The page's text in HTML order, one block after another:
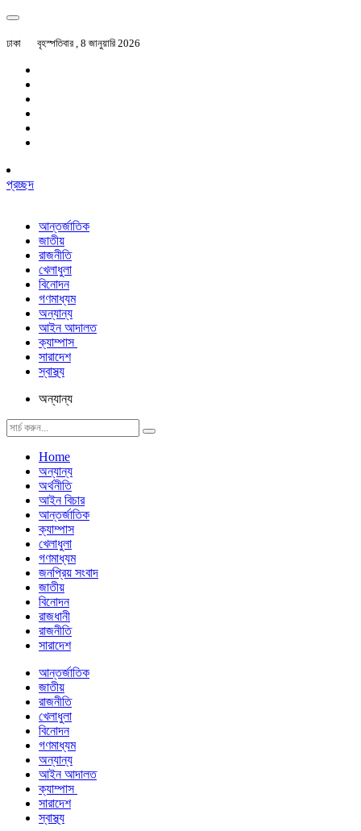
ঢাকা বৃহস্পতিবার , 8 জানুয়ারি 2026
প্রচ্ছদ
আন্তর্জাতিক
জাতীয়
রাজনীতি
খেলাধুলা
বিনোদন
গণমাধ্যম
অন্যান্য
আইন আদালত
ক্যাম্পাস
সারাদেশ
স্বাস্থ্য
অন্যান্য
Home
অন্যান্য
অর্থনীতি
আইন বিচার
আন্তর্জাতিক
ক্যাম্পাস
খেলাধুলা
গণমাধ্যম
জনপ্রিয় সংবাদ
জাতীয়
বিনোদন
রাজধানী
রাজনীতি
সারাদেশ
আন্তর্জাতিক
জাতীয়
রাজনীতি
খেলাধুলা
বিনোদন
গণমাধ্যম
অন্যান্য
আইন আদালত
ক্যাম্পাস
সারাদেশ
স্বাস্থ্য